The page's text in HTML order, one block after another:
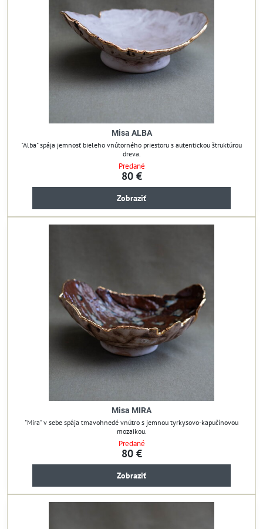
Misa ALBA
"Alba" spája jemnosť bieleho vnútorného priestoru s autentickou štruktúrou
dreva.
Predané
80 €
Zobraziť
Misa MIRA
"Mira" v sebe spája tmavohnedé vnútro s jemnou tyrkysovo-kapučínovou
mozaikou.
Predané
80 €
Zobraziť